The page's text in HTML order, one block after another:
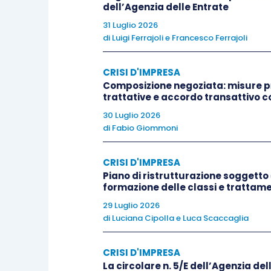
a presentare l’
tutte le attività funzionali alla
a depositare
professionista di fiducia.
Si ritiene opportuno precisare che il
articolo 10, comma 2, L. 3/2012
dell’emissione del decreto di
consumatore
richiesto per specifici procedimenti
funzionalmente competente (cfr.
dell’Agenzia delle Entrate
31 Luglio 2026
di Luigi Ferrajolie Francesco Ferrajoli
CRISI D'IMPRESA
Composizione negoziata: misure
trattative e accordo transattivo
30 Luglio 2026
di Fabio Giommoni
CRISI D'IMPRESA
Piano di ristrutturazione
formazione delle classi e
29 Luglio 2026
di Luciana Cipollae Luca Scaccaglia
CRISI D'IMPRESA
La circolare n. 5/E dell’Agenzia